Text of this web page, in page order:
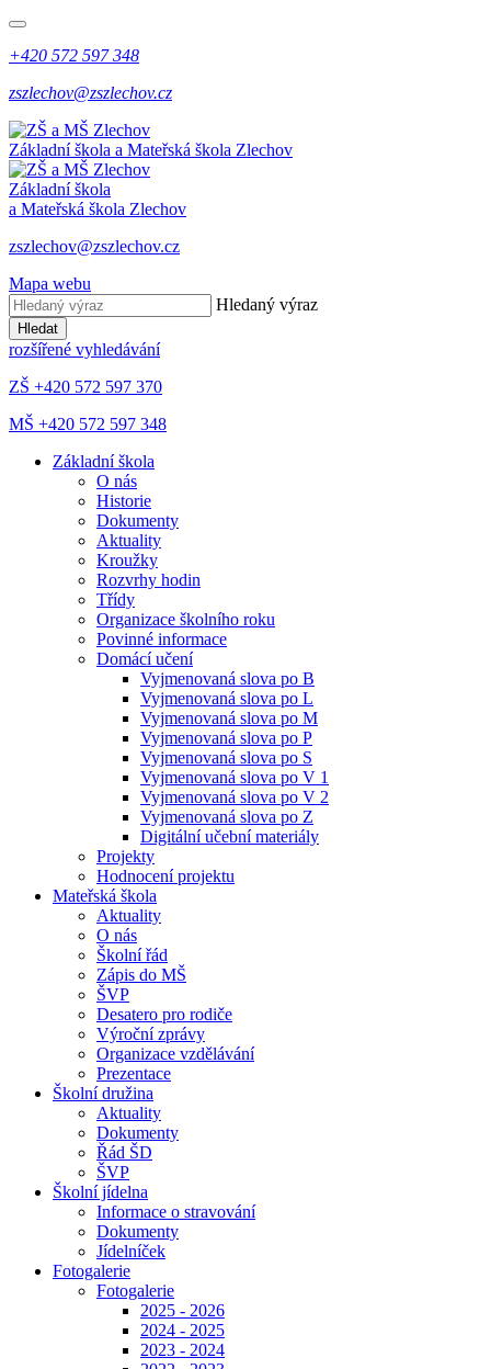
+420 572 597 348
zszlechov@zszlechov.cz
Základní škola a Mateřská škola Zlechov
Základní škola
a Mateřská škola Zlechov
zszlechov@zszlechov.cz
Mapa webu
Hledaný výraz
Hledat
rozšířené vyhledávání
ZŠ +420 572 597 370
MŠ +420 572 597 348
Základní škola
O nás
Historie
Dokumenty
Aktuality
Kroužky
Rozvrhy hodin
Třídy
Organizace školního roku
Povinné informace
Domácí učení
Vyjmenovaná slova po B
Vyjmenovaná slova po L
Vyjmenovaná slova po M
Vyjmenovaná slova po P
Vyjmenovaná slova po S
Vyjmenovaná slova po V 1
Vyjmenovaná slova po V 2
Vyjmenovaná slova po Z
Digitální učební materiály
Projekty
Hodnocení projektu
Mateřská škola
Aktuality
O nás
Školní řád
Zápis do MŠ
ŠVP
Desatero pro rodiče
Výroční zprávy
Organizace vzdělávání
Prezentace
Školní družina
Aktuality
Dokumenty
Řád ŠD
ŠVP
Školní jídelna
Informace o stravování
Dokumenty
Jídelníček
Fotogalerie
Fotogalerie
2025 - 2026
2024 - 2025
2023 - 2024